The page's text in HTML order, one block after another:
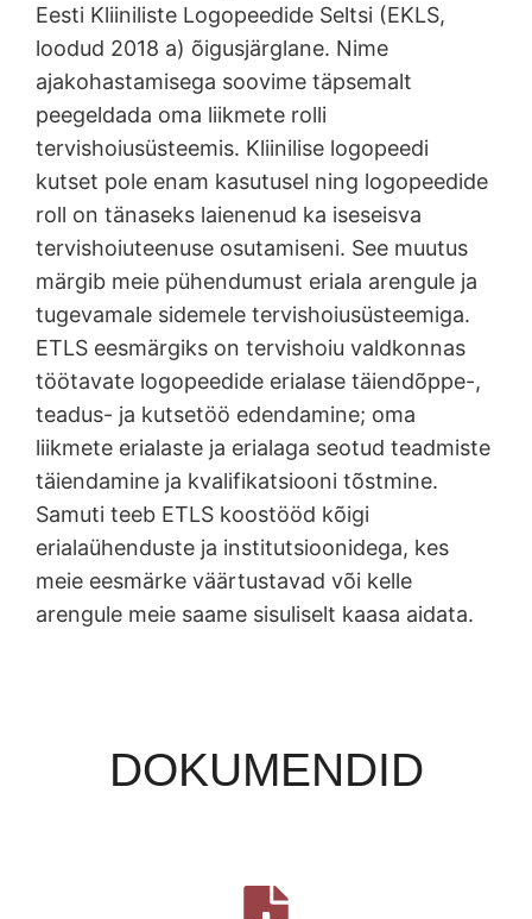
Eesti Kliiniliste Logopeedide Seltsi (EKLS,
loodud 2018 a) õigusjärglane. Nime
ajakohastamisega soovime täpsemalt
peegeldada oma liikmete rolli
tervishoiusüsteemis. Kliinilise logopeedi
kutset pole enam kasutusel ning logopeedide
roll on tänaseks laienenud ka iseseisva
tervishoiuteenuse osutamiseni. See muutus
märgib meie pühendumust eriala arengule ja
tugevamale sidemele tervishoiusüsteemiga.
ETLS eesmärgiks on tervishoiu valdkonnas
töötavate logopeedide erialase täiendõppe-,
teadus- ja kutsetöö edendamine; oma
liikmete erialaste ja erialaga seotud teadmiste
täiendamine ja kvalifikatsiooni tõstmine.
Samuti teeb ETLS koostööd kõigi
erialaühenduste ja institutsioonidega, kes
meie eesmärke väärtustavad või kelle
arengule meie saame sisuliselt kaasa aidata.
DOKUMENDID